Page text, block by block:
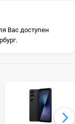
Вас доступен